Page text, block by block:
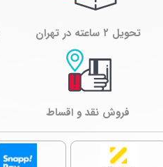
تحویل ۲ ساعته در تهران
فروش نقد و اقساط